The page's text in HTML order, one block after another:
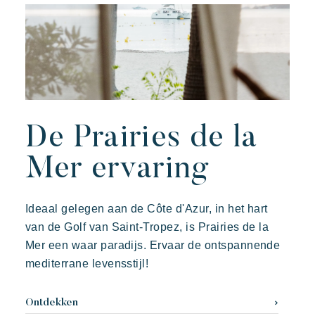
Prairies de la mer
Exotisch Vrolijk Onvergetelijk
Kon Tiki
Uw volgende vakantie
Actieve vakantie
Deel in familie
De tijd nemen
Evenementen & festivals
Onze aanbiedingen
Neem contact met ons op
Boeken
De Prairies de la
Mer ervaring
Ideaal gelegen aan de Côte d'Azur, in het hart
van de Golf van Saint-Tropez, is Prairies de la
Mer een waar paradijs. Ervaar de ontspannende
mediterrane levensstijl!
Ontdekken